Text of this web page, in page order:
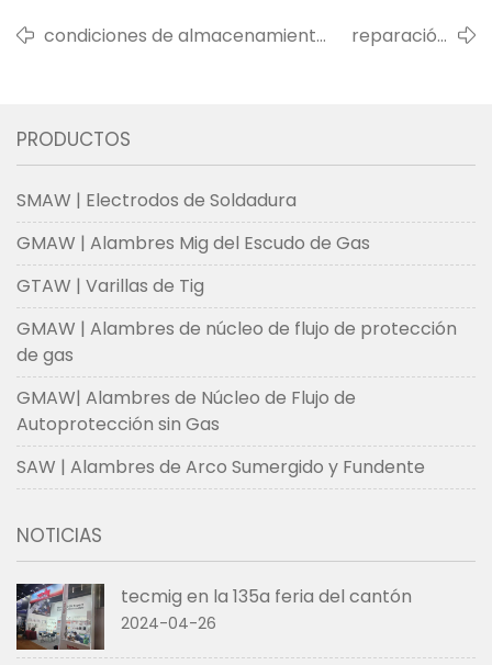
condiciones de almacenamiento
húmedos
reparación
PRODUCTOS
SMAW | Electrodos de Soldadura
GMAW | Alambres Mig del Escudo de Gas
GTAW | Varillas de Tig
GMAW | Alambres de núcleo de flujo de protección
de gas
GMAW| Alambres de Núcleo de Flujo de
Autoprotección sin Gas
SAW | Alambres de Arco Sumergido y Fundente
NOTICIAS
tecmig en la 135a feria del cantón
2024-04-26